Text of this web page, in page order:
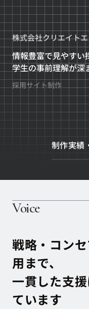
株式会社クリエイト
情報豊富で見やすい
学生の事前理解が深
情報豊富で見やすい
学生の事前理解が深
採用サイト制作
制作実績
制作実績
Voice
戦略・コン
用まで、
一貫した支
ています